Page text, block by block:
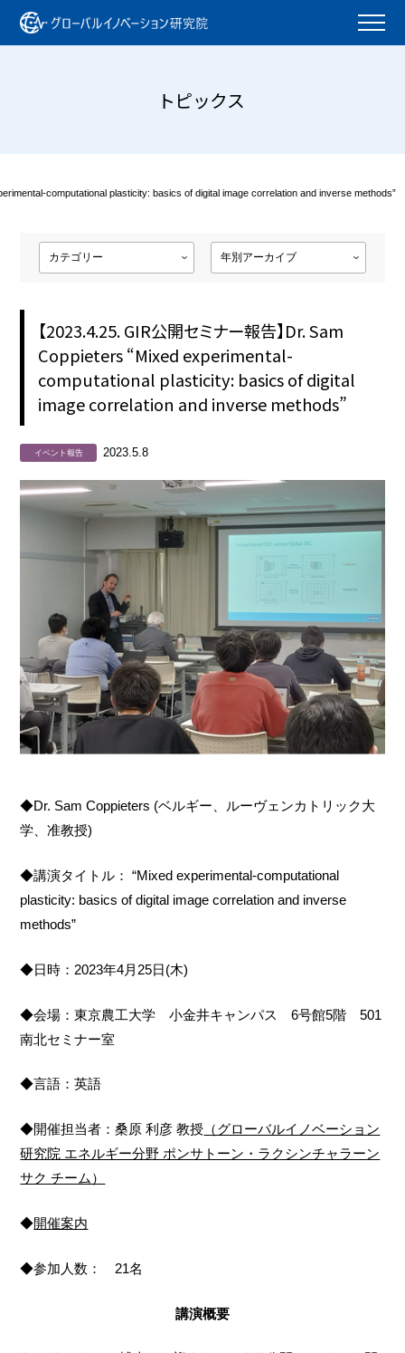
トピックス
computational plasticity: basics of digital image correlation and inverse methods”
【2023.4.25. GIR公開セミナー報告】Dr. Sam
Coppieters “Mixed experimental-
computational plasticity: basics of digital
image correlation and inverse methods”
イベント報告 2023.5.8
◆Dr. Sam Coppieters (ベルギー、ルーヴェンカトリック大
学、准教授)
◆講演タイトル： “Mixed experimental-computational
plasticity: basics of digital image correlation and inverse
methods”
◆日時：2023年4月25日(木)
◆会場：東京農工大学 小金井キャンパス 6号館5階 501
南北セミナー室
◆言語：英語
◆開催担当者：桑原 利彦 教授 （グローバルイノベーション
研究院 エネルギー分野 ポンサトーン・ラクシンチャラーン
サク チーム）
◆開催案内
◆参加人数： 21名
講演概要